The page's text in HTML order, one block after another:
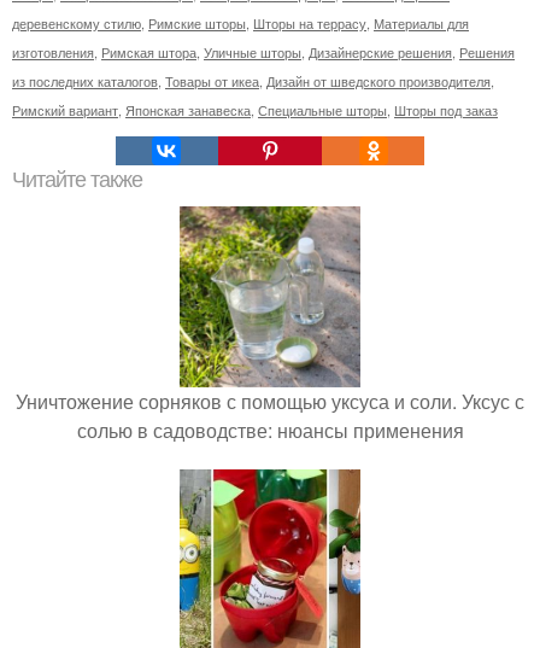
деревенскому стилю Римские шторы Шторы на террасу Материалы для
изготовления Римская штора Уличные шторы Дизайнерские решения Решения
из последних каталогов Товары от икеа Дизайн от шведского производителя
Римский вариант Японская занавеска Специальные шторы Шторы под заказ
Читайте также
Уничтожение сорняков с помощью уксуса и соли. Уксус с
солью в садоводстве: нюансы применения